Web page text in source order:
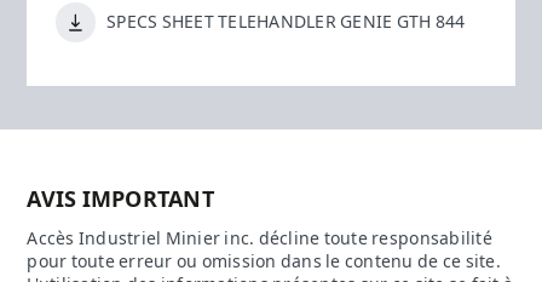
SPECS SHEET TELEHANDLER GENIE GTH 844
AVIS IMPORTANT
Accès Industriel Minier inc. décline toute responsabilité
pour toute erreur ou omission dans le contenu de ce site.